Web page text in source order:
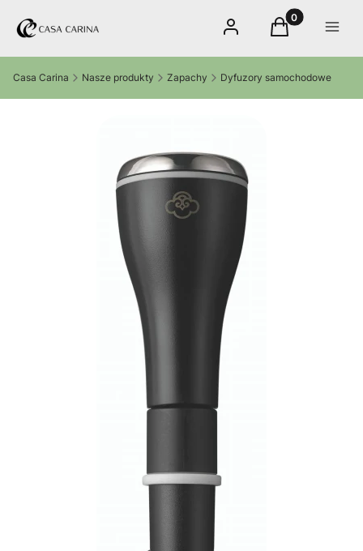
Zaloguj sięProdukty w
Koszyk Menu
Casa Carina Nasze produkty Zapachy Dyfuzory samochodowe